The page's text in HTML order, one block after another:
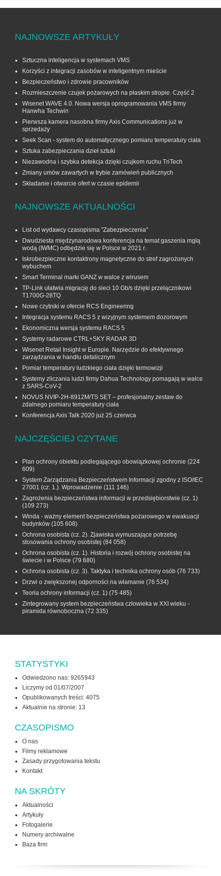
NAJNOWSZE ARTYKUŁY
Sztuczna inteligencja w systemach VMS
Korzyści z integracji zasobów w inteligentnym mieście
Bezpieczeństwo i zdrowie pracowników
Rozmieszczenie czujek pożarowych na płaskim stropie. Część 2
Wisenet WAVE 4.0. Nowa wersja oprogramowania VMS firmy
Hanwha Techwin
Pierwsza kamera nasobna firmy Axis Communications już w
sprzedaży
Seek Scan - system do automatycznego pomiaru temperatury ciała
Sztuka zabezpieczania dzieł sztuki
Niezawodna i szybka detekcja dzięki czujkom ruchu TriTech
Zmiany umów zawartych w trybie zamówień publicznych
Składanie i otwarcie ofert w czasie epidemii
NAJNOWSZE AKTUALNOŚCI
List od wydawcy czasopisma "Zabezpieczenia"
Dwudziesta międzynarodowa konferencja na temat gaszenia mgłą
wodą (IWMC) odbędzie się w Polsce w 2021 r.
Iskrobezpieczne kontaktrony magnetyczne do stref zagrożonych
wybuchem
Smart Terminal marki GANZ w walce z wirusem
TP-Link ułatwia migrację do sieci 10 Gb/s dzięki przełącznikowi
T1700G‑28TQ
Nowe czytniki w ofercie RCS Engineering
Integracja systemu RACS 5 z wizyjnym systemem dozorowym
Ekonomiczna wersja systemu RACS 5
Systemy radarowe CTRL+SKY RADAR 3D
Wisenet Retail Insight w Europie. Narzędzie do efektywnego
zarządzania w handlu detalicznym
Pomiar temperatury ludzkiego ciała dzięki termowizji
Systemy zliczania ludzi firmy Dahua Technology pomagają w walce
z SARS-CoV-2
NOVUS NVIP-2H-8912M/TS SET – profesjonalny zestaw do
zdalnego pomiaru temperatury ciała
Konferencja Axis Talk 2020 już 25 czerwca
NAJCZĘŚCIEJ CZYTANE
Plan ochrony obiektu podlegającego obowiązkowej ochronie (224
609)
System Zarządzania Bezpieczeństwem Informacji zgodny z ISO/IEC
27001 (cz. 1.). Wprowadzenie (111 146)
Zagrożenia bezpieczeństwa informacji w przedsiębiorstwie (cz. 1)
(109 273)
Winda - ważny element bezpieczeństwa pożarowego w ewakuacji
budynków (105 608)
Ochrona osobista (cz. 2). Zjawiska wymuszające potrzebę
stosowania ochrony osobistej (84 058)
Ochrona osobista (cz. 1). Historia i rozwój ochrony osobistej na
świecie i w Polsce (79 680)
Ochrona osobista (cz. 3). Taktyka i technika ochrony osób (76 733)
Drzwi o zwiększonej odporności na włamanie (76 534)
Teoria ochrony informacji (cz. 1) (75 485)
Zintegrowany system bezpieczeństwa człowieka w XXI wieku -
piramida równoboczna (72 335)
STATYSTYKI
Odwiedzono nas: 9265943
Liczymy od 01/07/2007
Opublikowanych treści: 4075
Aktualnie na stronie: 13
CZASOPISMO
O nas
Filmy reklamowe
Zasady przygotowania tekstu
Kontakt
NA SKRÓTY
Aktualności
Artykuły
Fotogalerie
Numery archiwalne
Baza firm